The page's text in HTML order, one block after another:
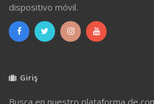
dispositivo móvil.
Giriş
Busca en nuestro plataforma de